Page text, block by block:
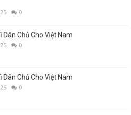
0
Dân Chủ Cho Việt Nam
0
Dân Chủ Cho Việt Nam
0